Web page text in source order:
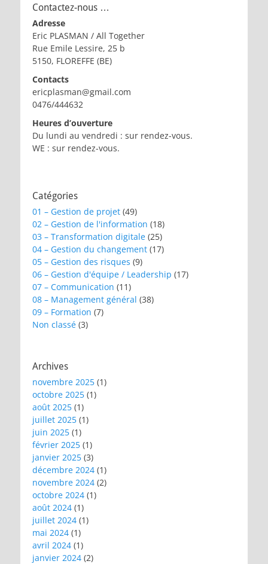
Contactez-nous …
Adresse
Eric PLASMAN / All Together
Rue Emile Lessire, 25 b
5150, FLOREFFE (BE)
Contacts
ericplasman@gmail.com
0476/444632
Heures d’ouverture
Du lundi au vendredi : sur rendez-vous.
WE : sur rendez-vous.
Catégories
01 – Gestion de projet (49)
02 – Gestion de l'information (18)
03 – Transformation digitale (25)
04 – Gestion du changement (17)
05 – Gestion des risques (9)
06 – Gestion d'équipe / Leadership (17)
07 – Communication (11)
08 – Management général (38)
09 – Formation (7)
Non classé (3)
Archives
novembre 2025 (1)
octobre 2025 (1)
août 2025 (1)
juillet 2025 (1)
juin 2025 (1)
février 2025 (1)
janvier 2025 (3)
décembre 2024 (1)
novembre 2024 (2)
octobre 2024 (1)
août 2024 (1)
juillet 2024 (1)
mai 2024 (1)
avril 2024 (1)
janvier 2024 (2)